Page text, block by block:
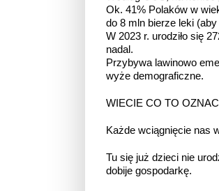
Ok. 41% Polaków w
do 8 mln bierze leki
W 2023 r. urodziło się
nadal.
Przybywa lawinowo
wyże demograficzne.
WIECIE CO TO
Każde wciągnięcie nas
Tu się już dzieci nie
dobije gospodarkę.